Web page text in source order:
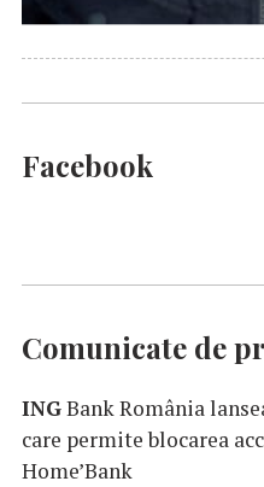
Facebook
Comunicate de
INGBank România
care permite blocarea
Home’Bank